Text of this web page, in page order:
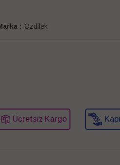
: Özdilek
Ücretsiz Kargo